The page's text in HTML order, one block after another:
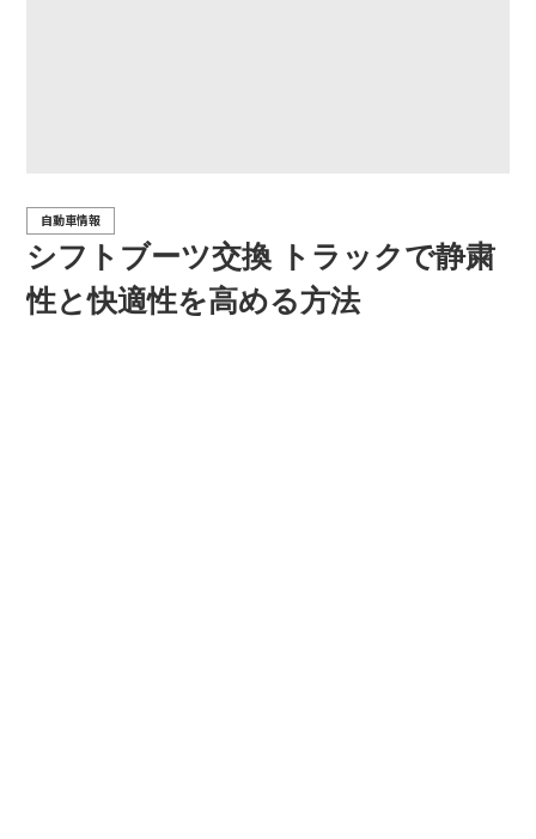
シフトブーツ交換 トラックで静粛
性と快適性を高める方法
自動車情報